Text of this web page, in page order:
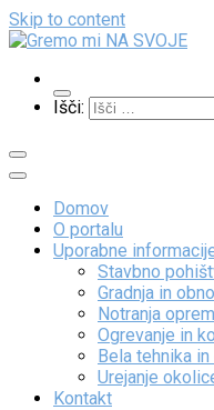
Skip to content
Gremo mi NA
Išči:
Domov
O portalu
Uporabne
Stavbno
Gradnja in
Notranja
Ogrevanje in
Bela tehnika
Urejanje
Kontakt